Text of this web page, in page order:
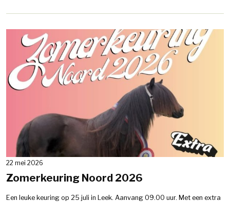
22 mei 2026
Zomerkeuring Noord 2026
Een leuke keuring op 25 juli in Leek. Aanvang 09.00 uur. Met een extra